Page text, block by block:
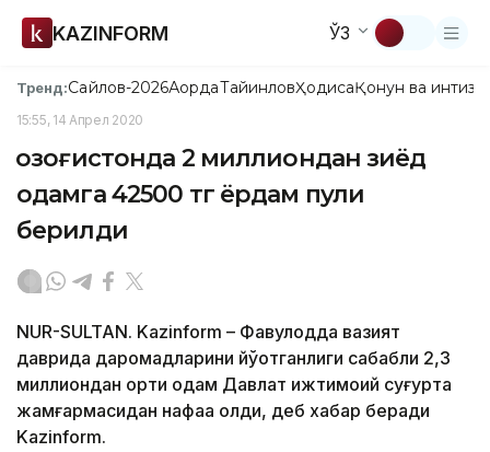
KAZINFORM ЎЗ
Тренд:Сайлов-2026АқордаТайинловҲодисаҚонун ва
15:55, 14 Апрел 2020
Қозоғистонда 2 миллиондан зиёд
одамга 42500 тг ёрдам пули
берилди
NUR-SULTAN. Kazinform – Фавқулодда вазият
даврида даромадларини йўқотганлиги сабабли 2,3
миллиондан ортиқ одам Давлат ижтимоий суғурта
жамғармасидан нафақа олди, деб хабар беради
Kazinform.